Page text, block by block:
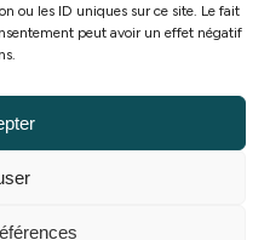
ou les ID uniques sur ce site. Le fait
peut avoir un effet négatif
de vente
cookies
& site web par